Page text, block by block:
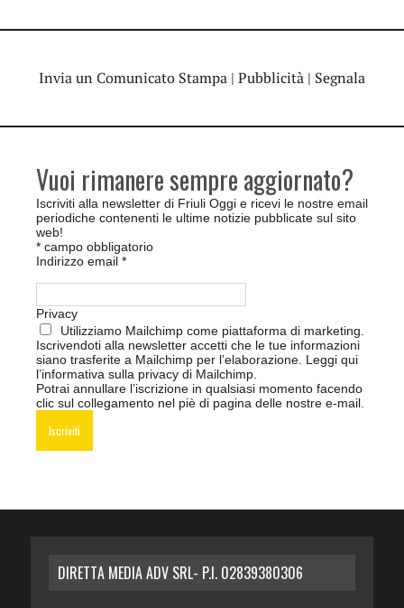
Invia un Comunicato Stampa | Pubblicità | Segnala
Vuoi rimanere sempre aggiornato?
Iscriviti alla newsletter di Friuli Oggi e ricevi le nostre email
periodiche contenenti le ultime notizie pubblicate sul sito
web!
* campo obbligatorio
Indirizzo email *
Privacy
Utilizziamo Mailchimp come piattaforma di marketing.
Iscrivendoti alla newsletter accetti che le tue informazioni
siano trasferite a Mailchimp per l’elaborazione. Leggi qui
l’informativa sulla privacy di Mailchimp
Potrai annullare l’iscrizione in qualsiasi momento facendo
clic sul collegamento nel piè di pagina delle nostre e-mail.
DIRETTA MEDIA ADV SRL- P.I. 02839380306